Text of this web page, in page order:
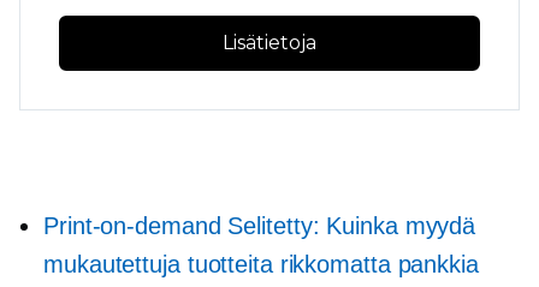
Lisätietoja
Print-on-demand Selitetty: Kuinka myydä
mukautettuja tuotteita rikkomatta pankkia